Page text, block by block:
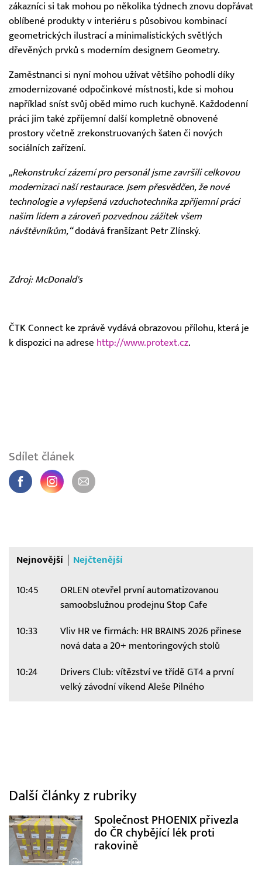
zákazníci si tak mohou po několika týdnech znovu dopřávat
oblíbené produkty v interiéru s působivou kombinací
geometrických ilustrací a minimalistických světlých
dřevěných prvků s moderním designem Geometry.
Zaměstnanci si nyní mohou užívat většího pohodlí díky
zmodernizované odpočinkové místnosti, kde si mohou
například sníst svůj oběd mimo ruch kuchyně. Každodenní
práci jim také zpříjemní další kompletně obnovené
prostory včetně zrekonstruovaných šaten či nových
sociálních zařízení.
„Rekonstrukcí zázemí pro personál jsme završili celkovou
modernizaci naší restaurace. Jsem přesvědčen, že nové
technologie a vylepšená vzduchotechnika zpříjemní práci
našim lidem a zároveň pozvednou zážitek všem
návštěvníkům,“dodává franšízant Petr Zlínský.
Zdroj: McDonald's
ČTK Connect ke zprávě vydává obrazovou přílohu, která je
k dispozici na adrese http://www.protext.cz.
Sdílet článek
Nejnovější Nejčtenější
10:45
ORLEN otevřel první automatizovanou
samoobslužnou prodejnu Stop Cafe
10:33
Vliv HR ve firmách: HR BRAINS 2026 přinese
nová data a 20+ mentoringových stolů
10:24
Drivers Club: vítězství ve třídě GT4 a první
velký závodní víkend Aleše Pilného
Další články z rubriky
Společnost PHOENIX přivezla
do ČR chybějící lék proti
rakovině